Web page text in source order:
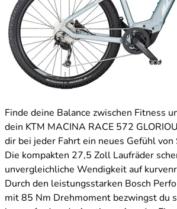
Finde deine Balance zwischen Fitness
dein KTM MACINA RACE 572
dir bei jeder Fahrt ein neues Gefühl
Die kompakten 27,5 Zoll Laufräder
unvergleichliche Wendigkeit auf
Durch den leistungsstarken Bosch
mit 85 Nm Drehmoment bezwingst du